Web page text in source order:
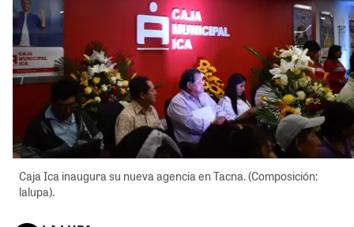
Caja Ica inaugura su nueva agencia en Tacna. (Composición:
lalupa).